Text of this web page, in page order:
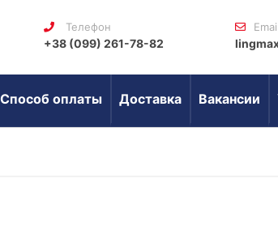
Телефон
+38 (099) 261-78-82
Способ оплаты Доставка Вакансии